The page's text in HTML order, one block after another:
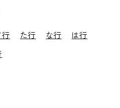
行 た行 な行
は行